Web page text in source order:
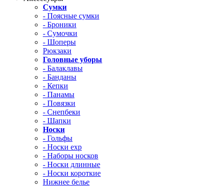
Сумки
- Поясные сумки
- Броники
- Сумочки
- Шоперы
Рюкзаки
Головные уборы
- Балаклавы
- Банданы
- Кепки
- Панамы
- Повязки
- Снепбеки
- Шапки
Носки
- Гольфы
- Носки exp
- Наборы носков
- Носки длинные
- Носки короткие
Нижнее белье